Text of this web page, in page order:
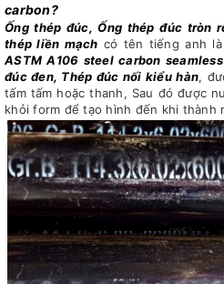
carbon?
Ống thép đúc, Ống thép đúc tròn
thép liền mạch có tên tiếng anh
ASTM A106 steel carbon
đúc đen, Thép đúc nối kiểu hàn,
tấm tấm hoặc thanh, Sau đó được
khỏi form để tạo hình đến khi thành